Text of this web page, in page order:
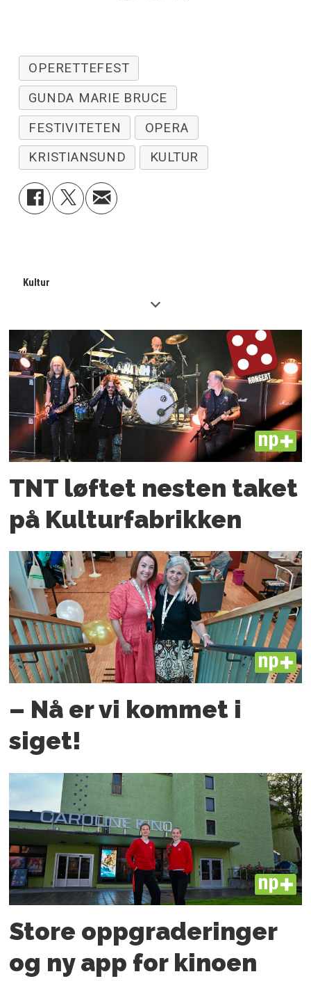
OPERETTEFEST
GUNDA MARIE BRUCE
FESTIVITETEN
OPERA
KRISTIANSUND
KULTUR
Kultur
PLUS
TNT løftet nesten taket
på Kulturfabrikken
PLUS
– Nå er vi kommet i
siget!
PLUS
Store oppgraderinger
og ny app for kinoen